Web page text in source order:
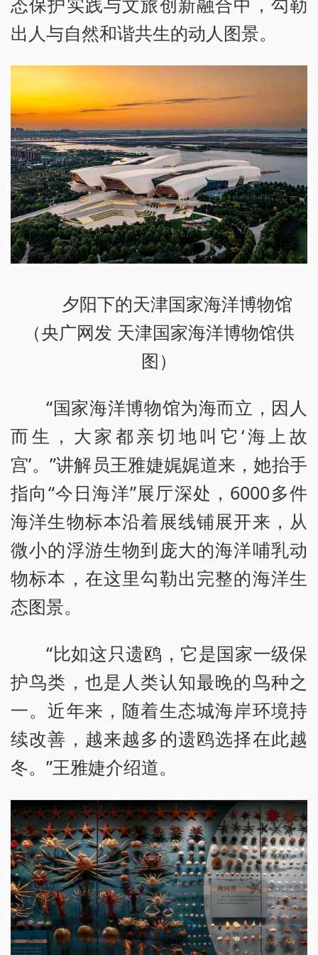
出人与自然和谐共生的动人图景。
夕阳下的天津国家海洋博物馆
（央广网发 天津国家海洋博物馆供
图）
“国家海洋博物馆为海而立，因人
而生，大家都亲切地叫它‘海上故
宫’。”讲解员王雅婕娓娓道来，她抬手
指向“今日海洋”展厅深处，6000多件
海洋生物标本沿着展线铺展开来，从
微小的浮游生物到庞大的海洋哺乳动
物标本，在这里勾勒出完整的海洋生
态图景。
“比如这只遗鸥，它是国家一级保
护鸟类，也是人类认知最晚的鸟种之
一。近年来，随着生态城海岸环境持
续改善，越来越多的遗鸥选择在此越
冬。”王雅婕介绍道。